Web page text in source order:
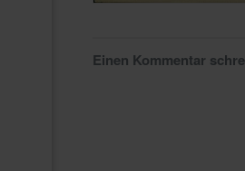
Einen Kommentar